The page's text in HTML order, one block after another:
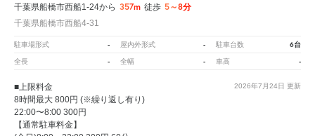
千葉県船橋市西船1-24から 357m 徒歩 5～8分
千葉県船橋市西船4-31
駐車場形式 - 屋内外形式 - 駐車台数 6台
全長 - 全幅 - 車高 -
2026年7月24日 更新
■上限料金
8時間最大 800円 (※繰り返し有り)
22:00〜8:00 300円
【通常駐車料金】